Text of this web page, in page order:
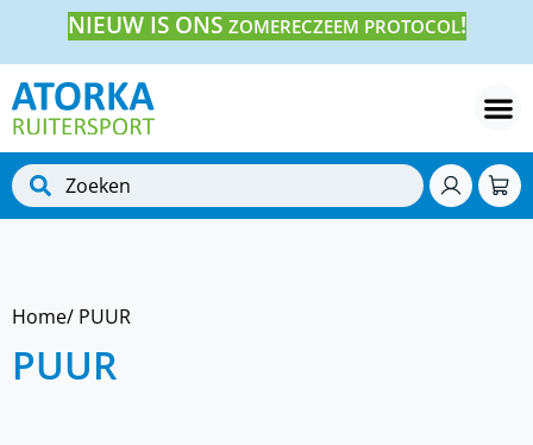
NIEUW IS ONS ZOMERECZEEM PROTOCOL!
Home/ PUUR
PUUR